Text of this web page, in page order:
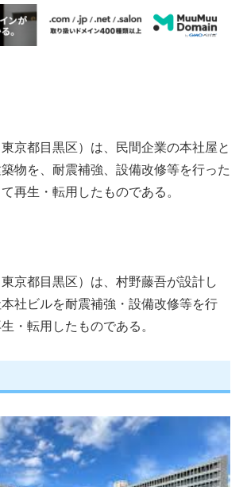
京都目黒区）は、民間企業の本社屋と
物を、耐震補強、設備改修等を行った
再生・転用したものである。
京都目黒区）は、村野藤吾が設計し
社ビルを耐震補強・設備改修等を行
・転用したものである。